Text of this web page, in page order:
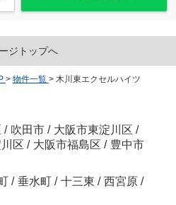
ジトップへ
> 物件一覧 > 木川東エクセルハイツ
/ 吹田市 / 大阪市東淀川区 /
区 / 大阪市福島区 / 豊中市
/ 垂水町 / 十三東 / 西宮原 /